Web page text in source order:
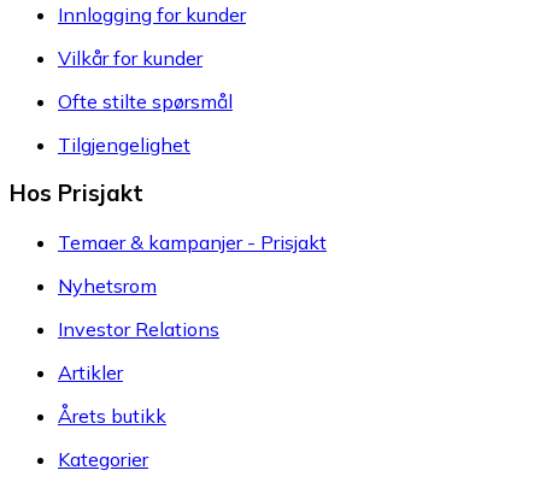
Innlogging for kunder
Vilkår for kunder
Ofte stilte spørsmål
Tilgjengelighet
Hos Prisjakt
Temaer & kampanjer - Prisjakt
Nyhetsrom
Investor Relations
Artikler
Årets butikk
Kategorier